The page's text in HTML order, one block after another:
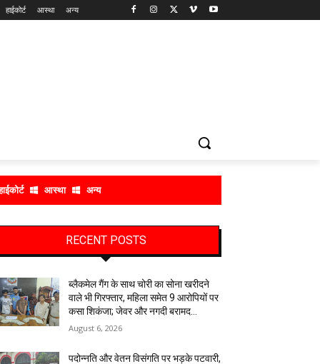
हाईकोर्ट आस्था अन्य
आस्था अन्य
RECENT POSTS
ब्लैकमेल गैंग के साथ चोरी का सोना खरीदने
वाले भी गिरफ्तार, महिला समेत 9 आरोपियों पर
कसा शिकंजा; जेवर और नगदी बरामद…
August 6, 2026
पदोन्नति और वेतन विसंगति पर भड़के पटवारी,